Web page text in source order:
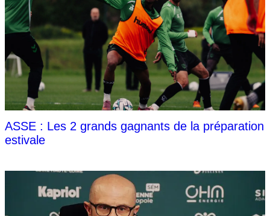
ASSE : Les 2 grands gagnants de la préparation
estivale